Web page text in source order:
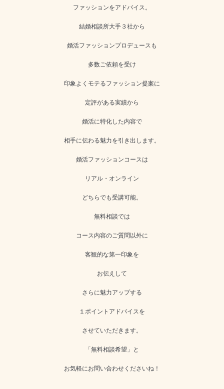
ファッションをアドバイス。
結婚相談所大手３社から
婚活ファッションプロデュースも
多数ご依頼を受け
印象よくモテるファッション提案に
定評がある実績から
婚活に特化した内容で
相手に伝わる魅力を引き出します。
婚活ファッションコースは
リアル・オンライン
どちらでも受講可能。
無料相談では
コース内容のご質問以外に
客観的な第一印象を
お伝えして
さらに魅力アップする
１ポイントアドバイスを
させていただきます。
「無料相談希望」と
お気軽にお問い合わせくださいね！